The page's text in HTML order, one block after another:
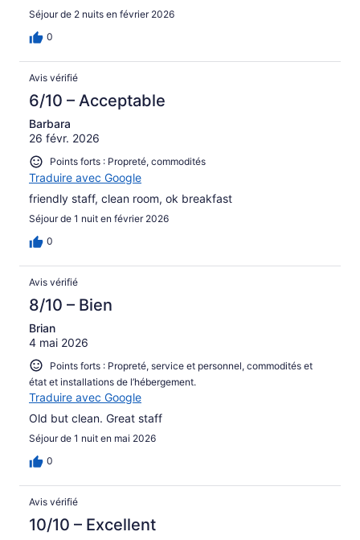
Séjour de 2 nuits en février 2026
0
Avis vérifié
6/10 – Acceptable
Barbara
26 févr. 2026
Points forts : Propreté, commodités
Traduire avec Google
friendly staff, clean room, ok breakfast
Séjour de 1 nuit en février 2026
0
Avis vérifié
8/10 – Bien
Brian
4 mai 2026
Points forts : Propreté, service et personnel, commodités et
état et installations de l’hébergement.
Traduire avec Google
Old but clean. Great staff
Séjour de 1 nuit en mai 2026
0
Avis vérifié
10/10 – Excellent